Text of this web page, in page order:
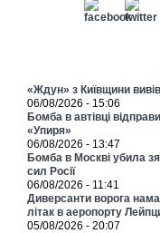
«Ждун» з Київщини
06/08/2026 - 15:06
Бомба в автівці
«Упиря»
06/08/2026 - 13:47
Бомба в Москві убила
сил Росії
06/08/2026 - 11:41
Диверсанти ворога
літак в аеропорту
05/08/2026 - 20:07